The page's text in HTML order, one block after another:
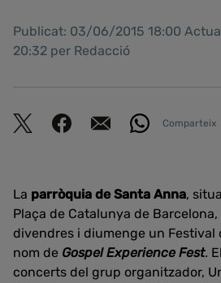
Publicat: 03/06/2015 18:00
20:32 per Redacció
Comparteix
La parròquia de Santa Anna,
Plaça de Catalunya de
divendres i diumenge un Festival
nom de Gospel Experience Fest.
concerts del grup organitzador,